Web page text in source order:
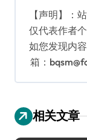
【声明】：
仅代表作者
如您发现内
箱：
相关文章